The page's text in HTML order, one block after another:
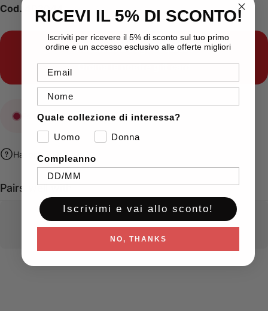
Cod. 403044
Indecisione sugli acquisti?
Ordina le nostregift card
Esaurito
Hai bisogno di aiuto?
Pairs well with
RICEVI IL 5% DI SCONTO!
Iscriviti per ricevere il 5% di sconto sul tuo primo
ordine e un accesso esclusivo alle offerte migliori
Email
Nome
Quale collezione di interessa?
Uomo
Donna
Compleanno
Iscrivimi e vai allo sconto!
NO, THANKS